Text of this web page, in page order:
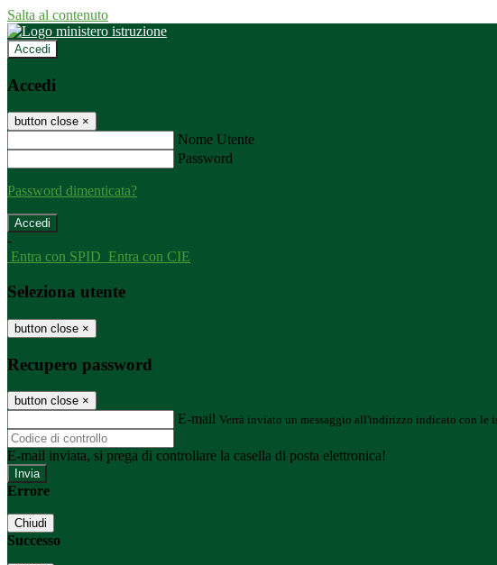
Salta al contenuto
Accedi
Accedi
button close ×
Nome Utente
Password
Password dimenticata?
-
Entra con SPID Entra con CIE
Seleziona utente
button close ×
Recupero password
button close ×
E-mail Verrà inviato un messaggio all'indirizzo indicato con le
E-mail inviata, si prega di controllare la casella di posta elettronica!
Errore
Chiudi
Successo